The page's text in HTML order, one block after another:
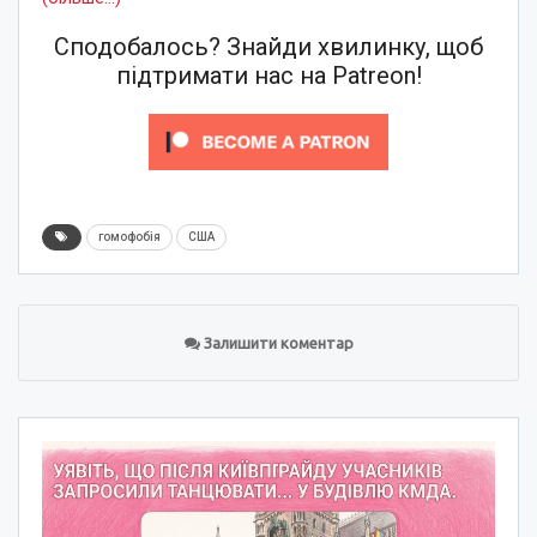
Сподобалось? Знайди хвилинку, щоб
підтримати нас на Patreon!
гомофобія США
Залишити коментар